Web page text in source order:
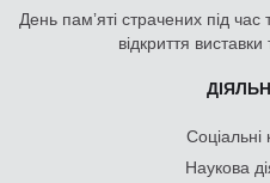
День памʼяті страчених під
відкриття
Соціальні
Наукова